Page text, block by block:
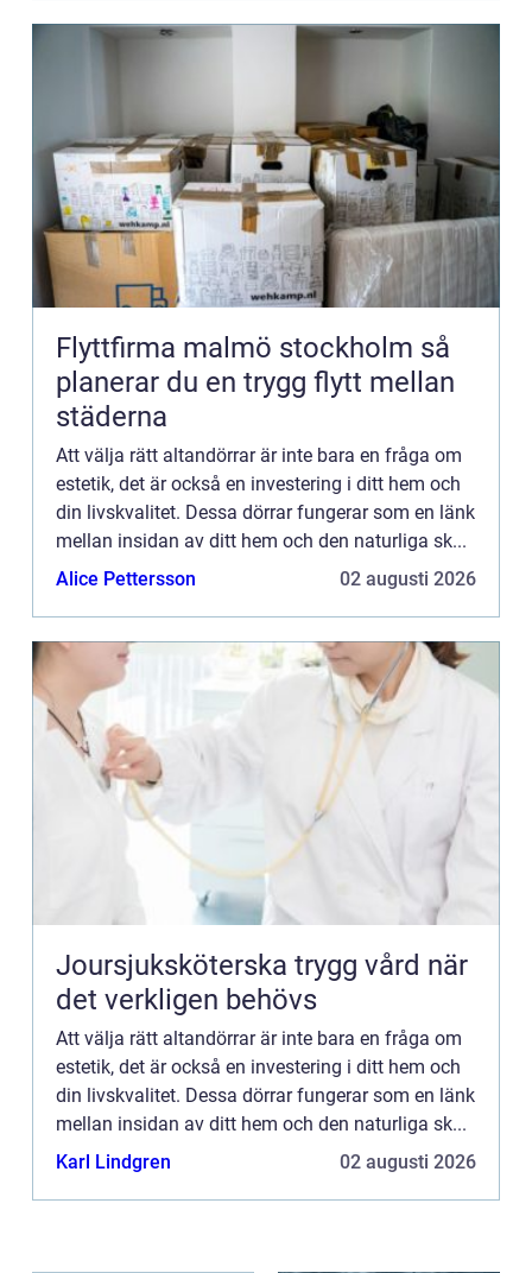
Flyttfirma malmö stockholm så
planerar du en trygg flytt mellan
städerna
Att välja rätt altandörrar är inte bara en fråga om
estetik, det är också en investering i ditt hem och
din livskvalitet. Dessa dörrar fungerar som en länk
mellan insidan av ditt hem och den naturliga sk...
Alice Pettersson
02 augusti 2026
Joursjuksköterska trygg vård när
det verkligen behövs
Att välja rätt altandörrar är inte bara en fråga om
estetik, det är också en investering i ditt hem och
din livskvalitet. Dessa dörrar fungerar som en länk
mellan insidan av ditt hem och den naturliga sk...
Karl Lindgren
02 augusti 2026